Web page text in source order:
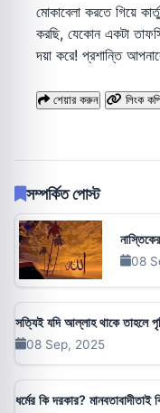
মোকাবেলা করতে গিয়ে
করছি, যেকোন একটা
দয়া করে! প্রশান্তি
শেয়ার করুন লিংক
সম্পর্কিত পোস্ট
08
সত্যিই যদি আল্লাহ থাকে তাহলে
08 Sep, 2025
ধর্মের কি দরকার? মানবতাবাদীতাই